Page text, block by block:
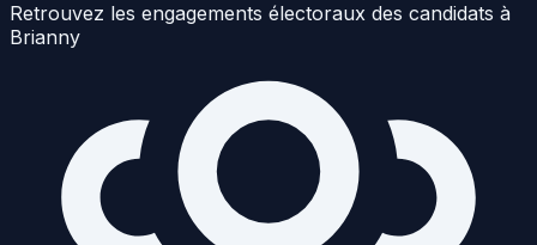
Retrouvez les engagements électoraux des candidats à
Brianny